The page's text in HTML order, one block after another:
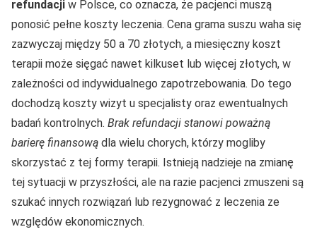
refundacji w Polsce, co oznacza, że pacjenci muszą
ponosić pełne koszty leczenia. Cena grama suszu waha się
zazwyczaj między 50 a 70 złotych, a miesięczny koszt
terapii może sięgać nawet kilkuset lub więcej złotych, w
zależności od indywidualnego zapotrzebowania. Do tego
dochodzą koszty wizyt u specjalisty oraz ewentualnych
badań kontrolnych. Brak refundacji stanowi poważną
barierę finansową dla wielu chorych, którzy mogliby
skorzystać z tej formy terapii. Istnieją nadzieje na zmianę
tej sytuacji w przyszłości, ale na razie pacjenci zmuszeni są
szukać innych rozwiązań lub rezygnować z leczenia ze
względów ekonomicznych.